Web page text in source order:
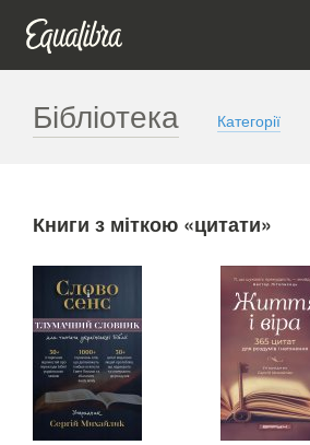
Бібліотека Категорії
Книги з міткою «цитати»